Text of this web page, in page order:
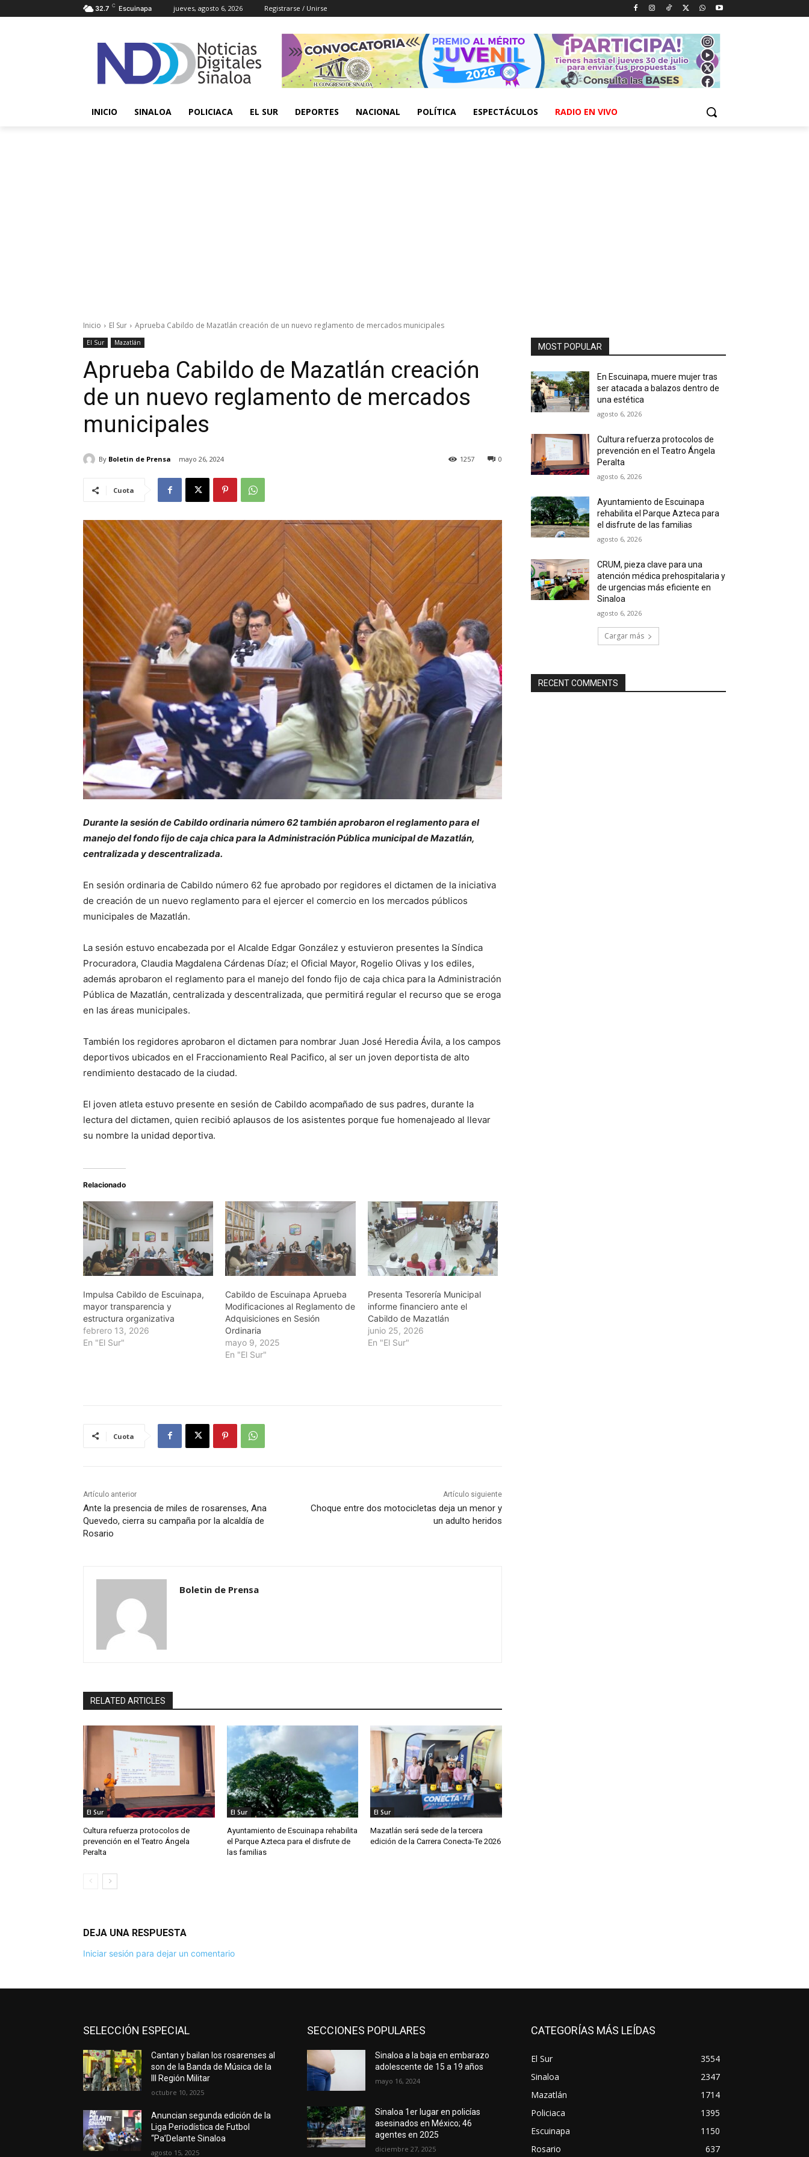
32.7 C Escuinapa jueves, agosto 6, 2026 Registrarse / Unirse
INICIO SINALOA POLICIACA EL SUR DEPORTES NACIONAL POLÍTICA ESPECTÁCULOS RADIO EN VIVO
Inicio El Sur Aprueba Cabildo de Mazatlán creación de un nuevo reglamento de mercados municipales
El Sur Mazatlán
Aprueba Cabildo de Mazatlán creación
de un nuevo reglamento de mercados
municipales
By Boletin de Prensa mayo 26, 2024 0
1257
Cuota
Durante la sesión de Cabildo ordinaria número 62 también aprobaron el reglamento para el
manejo del fondo fijo de caja chica para la Administración Pública municipal de Mazatlán,
centralizada y descentralizada.
En sesión ordinaria de Cabildo número 62 fue aprobado por regidores el dictamen de la iniciativa
de creación de un nuevo reglamento para el ejercer el comercio en los mercados públicos
municipales de Mazatlán.
La sesión estuvo encabezada por el Alcalde Edgar González y estuvieron presentes la Síndica
Procuradora, Claudia Magdalena Cárdenas Díaz; el Oficial Mayor, Rogelio Olivas y los ediles,
además aprobaron el reglamento para el manejo del fondo fijo de caja chica para la Administración
Pública de Mazatlán, centralizada y descentralizada, que permitirá regular el recurso que se eroga
en las áreas municipales.
También los regidores aprobaron el dictamen para nombrar Juan José Heredia Ávila, a los campos
deportivos ubicados en el Fraccionamiento Real Pacifico, al ser un joven deportista de alto
rendimiento destacado de la ciudad.
El joven atleta estuvo presente en sesión de Cabildo acompañado de sus padres, durante la
lectura del dictamen, quien recibió aplausos de los asistentes porque fue homenajeado al llevar
su nombre la unidad deportiva.
Relacionado
Impulsa Cabildo de Escuinapa,
mayor transparencia y
estructura organizativa
febrero 13, 2026
En "El Sur"
Cabildo de Escuinapa Aprueba
Modificaciones al Reglamento de
Adquisiciones en Sesión
Ordinaria
mayo 9, 2025
En "El Sur"
Presenta Tesorería Municipal
informe financiero ante el
Cabildo de Mazatlán
junio 25, 2026
En "El Sur"
Cuota
Artículo anterior
Ante la presencia de miles de rosarenses, Ana
Quevedo, cierra su campaña por la alcaldía de
Rosario
Artículo siguiente
Choque entre dos motocicletas deja un menor y
un adulto heridos
Boletin de Prensa
RELATED ARTICLES
El Sur
Cultura refuerza protocolos de
prevención en el Teatro Ángela
Peralta
El Sur
Ayuntamiento de Escuinapa rehabilita
el Parque Azteca para el disfrute de
las familias
El Sur
Mazatlán será sede de la tercera
edición de la Carrera Conecta-Te 2026
DEJA UNA RESPUESTA
Iniciar sesión para dejar un comentario
MOST POPULAR
En Escuinapa, muere mujer tras
ser atacada a balazos dentro de
una estética
agosto 6, 2026
Cultura refuerza protocolos de
prevención en el Teatro Ángela
Peralta
agosto 6, 2026
Ayuntamiento de Escuinapa
rehabilita el Parque Azteca para
el disfrute de las familias
agosto 6, 2026
CRUM, pieza clave para una
atención médica prehospitalaria y
de urgencias más eficiente en
Sinaloa
agosto 6, 2026
Cargar más
RECENT COMMENTS
SELECCIÓN ESPECIAL
Cantan y bailan los rosarenses al
son de la Banda de Música de la
III Región Militar
octubre 10, 2025
Anuncian segunda edición de la
Liga Periodística de Futbol
“Pa’Delante Sinaloa
agosto 15, 2025
SECCIONES POPULARES
Sinaloa a la baja en embarazo
adolescente de 15 a 19 años
mayo 16, 2024
Sinaloa 1er lugar en policías
asesinados en México; 46
agentes en 2025
diciembre 27, 2025
CATEGORÍAS MÁS LEÍDAS
El Sur
3554
Sinaloa
2347
Mazatlán
1714
Policiaca
1395
Escuinapa
1150
Rosario
637